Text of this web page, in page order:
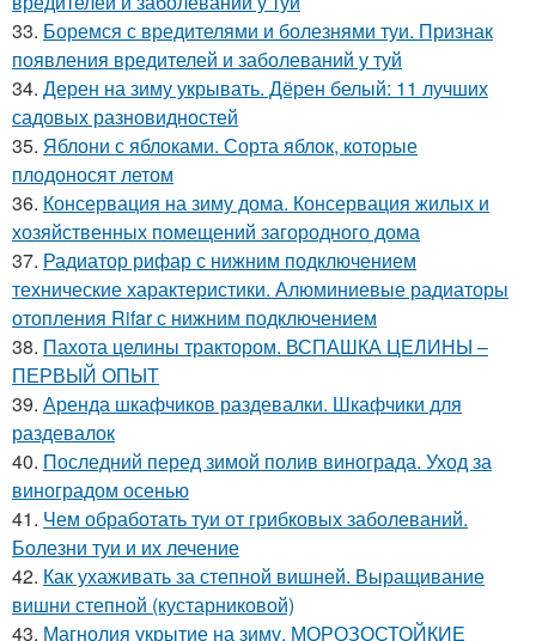
33. Боремся с вредителями и болезнями туи. Признак
появления вредителей и заболеваний у туй
34. Дерен на зиму укрывать. Дёрен белый: 11 лучших
садовых разновидностей
35. Яблони с яблоками. Сорта яблок, которые
плодоносят летом
36. Консервация на зиму дома. Консервация жилых и
хозяйственных помещений загородного дома
37. Радиатор рифар с нижним подключением
технические характеристики. Алюминиевые радиаторы
отопления Rifar с нижним подключением
38. Пахота целины трактором. ВСПАШКА ЦЕЛИНЫ –
ПЕРВЫЙ ОПЫТ
39. Аренда шкафчиков раздевалки. Шкафчики для
раздевалок
40. Последний перед зимой полив винограда. Уход за
виноградом осенью
41. Чем обработать туи от грибковых заболеваний.
Болезни туи и их лечение
42. Как ухаживать за степной вишней. Выращивание
вишни степной (кустарниковой)
43. Магнолия укрытие на зиму. МОРОЗОСТОЙКИЕ